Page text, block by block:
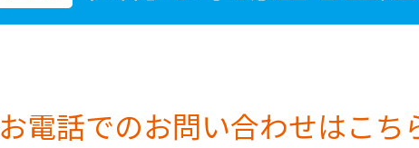
お電話でのお問い合わせはこち